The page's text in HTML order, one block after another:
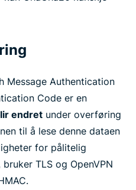
Message Authentication
Code er en
endret under overføring
til å lese denne dataen
for pålitelig
TLS og OpenVPN